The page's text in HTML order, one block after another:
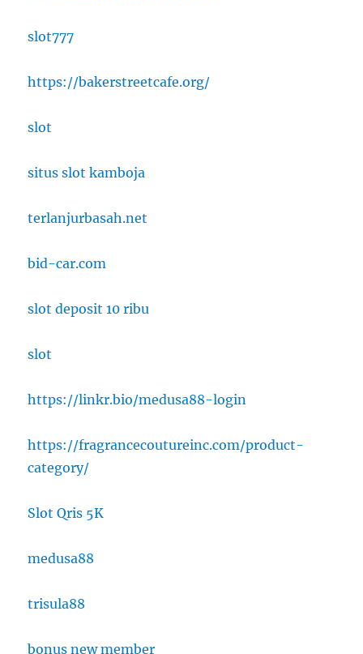
slot777
https://bakerstreetcafe.org/
slot
situs slot kamboja
terlanjurbasah.net
bid-car.com
slot deposit 10 ribu
slot
https://linkr.bio/medusa88-login
https://fragrancecoutureinc.com/product-
category/
Slot Qris 5K
medusa88
trisula88
bonus new member